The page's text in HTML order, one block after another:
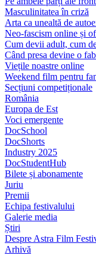
Masculinitatea în criză
Arta ca unealtă de
Neo-fascism online și
Cum devii adult, cum
Când presa devine o
Viețile noastre online
Weekend film pentru
Secțiuni competiționale
România
Europa de Est
Voci emergente
DocSchool
DocShorts
Industry 2025
DocStudentHub
Bilete și abonamente
Juriu
Premii
Echipa festivalului
Galerie media
Știri
Despre Astra Film
Arhivă